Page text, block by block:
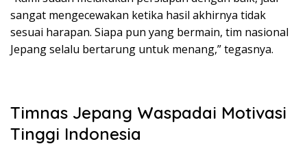
sangat mengecewakan ketika hasil akhirnya tidak
sesuai harapan. Siapa pun yang bermain, tim nasional
Jepang selalu bertarung untuk menang,” tegasnya.
Timnas Jepang Waspadai Motivasi
Tinggi Indonesia